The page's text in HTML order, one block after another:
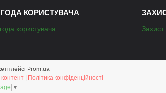
КОРИСТУВАЧА
користувача
Prom.ua
| Політика конфіденційності
▼